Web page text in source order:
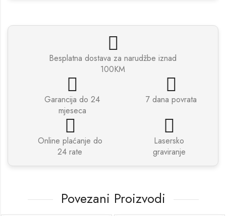
Besplatna dostava za narudžbe iznad
100KM
Garancija do 24
mjeseca
7 dana povrata
Online plaćanje do
24 rate
Lasersko
graviranje
Povezani Proizvodi